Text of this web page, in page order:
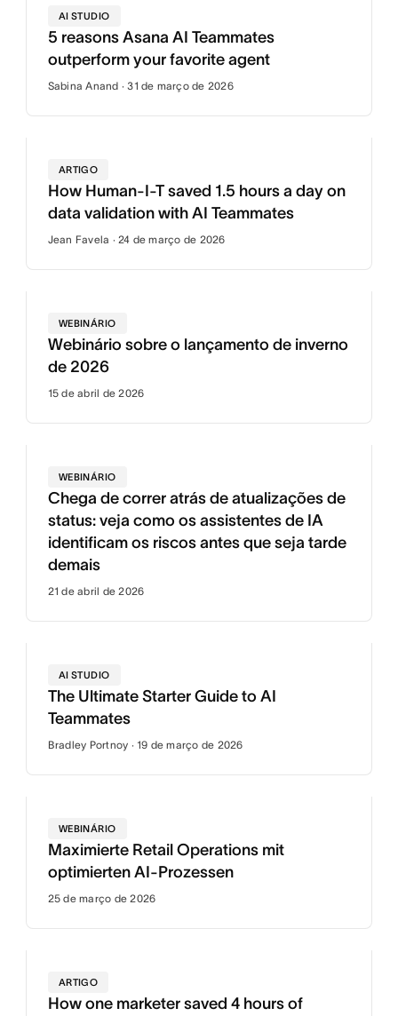
AI STUDIO
5 reasons Asana AI Teammates
outperform your favorite agent
Sabina Anand · 31 de março de 2026
ARTIGO
How Human-I-T saved 1.5 hours a day on
data validation with AI Teammates
Jean Favela · 24 de março de 2026
WEBINÁRIO
Webinário sobre o lançamento de inverno
de 2026
15 de abril de 2026
WEBINÁRIO
Chega de correr atrás de atualizações de
status: veja como os assistentes de IA
identificam os riscos antes que seja tarde
demais
21 de abril de 2026
AI STUDIO
The Ultimate Starter Guide to AI
Teammates
Bradley Portnoy · 19 de março de 2026
WEBINÁRIO
Maximierte Retail Operations mit
optimierten AI-Prozessen
25 de março de 2026
ARTIGO
How one marketer saved 4 hours of